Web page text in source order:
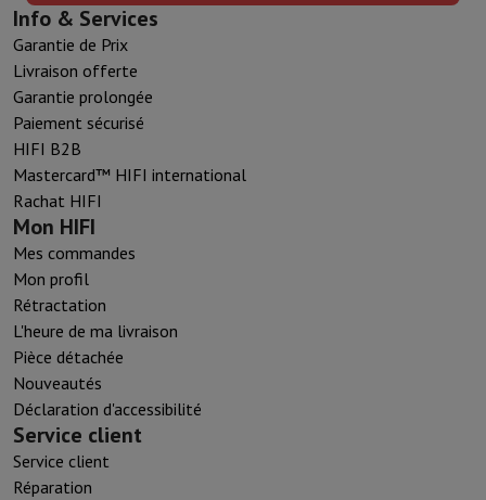
Info & Services
Garantie de Prix
Livraison offerte
Garantie prolongée
Paiement sécurisé
HIFI B2B
Mastercard™ HIFI international
Rachat HIFI
Mon HIFI
Mes commandes
Mon profil
Rétractation
L'heure de ma livraison
Pièce détachée
Nouveautés
Déclaration d'accessibilité
Service client
Service client
Réparation